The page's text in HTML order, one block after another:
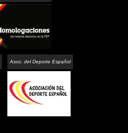
Asoc. del Deporte Español